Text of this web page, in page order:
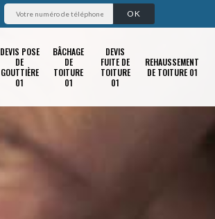
DEVIS POSE
DE
GOUTTIÈRE
01
BÂCHAGE
DE
TOITURE
01
DEVIS
FUITE DE
TOITURE
01
REHAUSSEMENT
DE TOITURE 01